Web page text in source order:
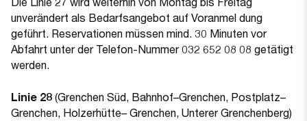
unverändert als Bedarfsangebot auf Voranmel dung
geführt. Reservationen müssen mind. 30 Minuten vor
Abfahrt unter der Telefon-Nummer 032 652 08 08 getätigt
werden.
Linie 28 (Grenchen Süd, Bahnhof–Grenchen, Postplatz–
Grenchen, Holzerhütte– Grenchen, Unterer Grenchenberg)